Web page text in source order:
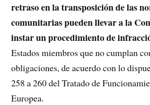
retraso en la transposición de las
comunitarias pueden llevar a la
instar un procedimiento de
Estados miembros que no cumplan
obligaciones, de acuerdo con lo
258 a 260 del Tratado de
Europea.